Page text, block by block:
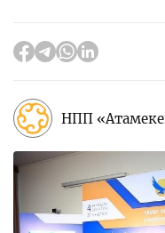
НПП